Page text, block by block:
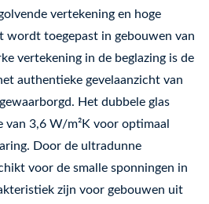
vertekening en hoge
wordt toegepast in gebouwen van
vertekening in de beglazing is de
authentieke gevelaanzicht van
Het dubbele glas
van 3,6 W/m²K voor optimaal
Door de ultradunne
voor de smalle sponningen in
zijn voor gebouwen uit